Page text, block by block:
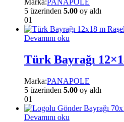
5 üzerinden 5.00 oy aldı
01
Devamını oku
Türk Bayrağı
Marka:PANAPOLE
5 üzerinden 5.00 oy aldı
01
Devamını oku